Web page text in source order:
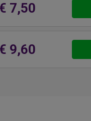
€ 7,50
€ 9,60